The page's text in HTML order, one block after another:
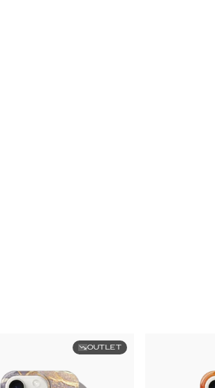
OUTLET